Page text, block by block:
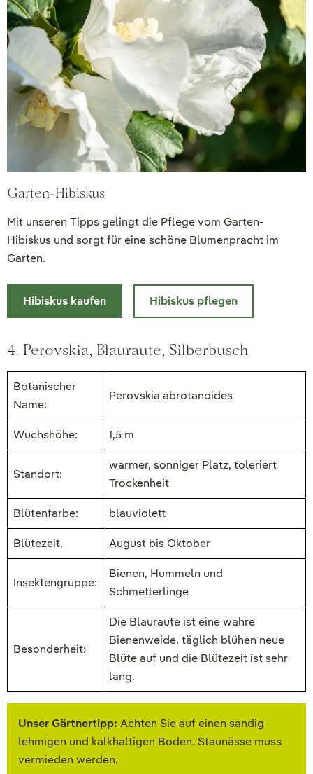
Garten-Hibiskus
Mit unseren Tipps gelingt die Pflege vom Garten-
Hibiskus und sorgt für eine schöne Blumenpracht im
Garten.
Hibiskus kaufen Hibiskus pflegen
4. Perovskia, Blauraute, Silberbusch
Botanischer
Name:
Perovskia abrotanoides
Wuchshöhe: 1,5 m
Standort:
warmer, sonniger Platz, toleriert
Trockenheit
Blütenfarbe: blauviolett
Blütezeit. August bis Oktober
Insektengruppe:
Bienen, Hummeln und
Schmetterlinge
Besonderheit:
Die Blauraute ist eine wahre
Bienenweide, täglich blühen neue
Blüte auf und die Blütezeit ist sehr
lang.
Unser Gärtnertipp: Achten Sie auf einen sandig-
lehmigen und kalkhaltigen Boden. Staunässe muss
vermieden werden.